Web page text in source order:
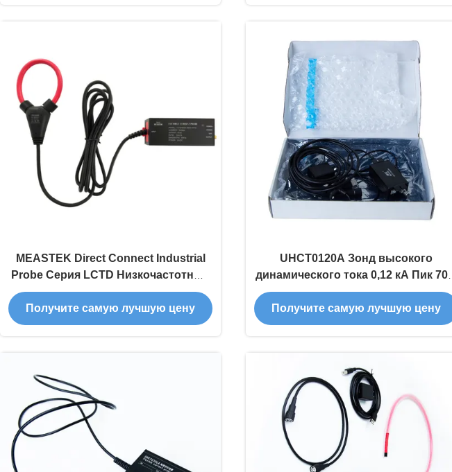
MEASTEK Direct Connect Industrial
Probe Серия LCTD Низкочастотный
гибкий токовой зонд, глобальная
адаптация напряжения
Получите самую лучшую цену
UHCT0120A Зонд высокого
динамического тока 0,12 кА Пик 70%
/ мс Снижение,
Антиинтерференционная
конструкция
Получите самую лучшую цену